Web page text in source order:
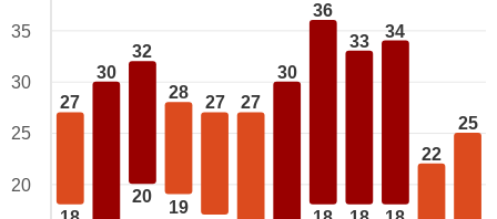
27
30
32
20
28
19
27 27
30
36
33
34
22
25
35
30
25
20